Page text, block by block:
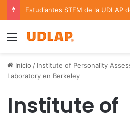
Menu
Inicio / Institute of Personality
Laboratory en Berkeley
Institute of